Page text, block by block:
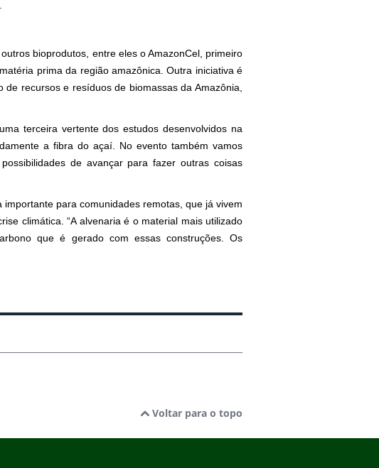
bioprodutos, entre eles o AmazonCel, primeiro
prima da região amazônica. Outra iniciativa é
recursos e resíduos de biomassas da Amazônia,
terceira vertente dos estudos desenvolvidos na
a fibra do açaí. No evento também vamos
de avançar para fazer outras coisas
para comunidades remotas, que já vivem
climática. “A alvenaria é o material mais utilizado
que é gerado com essas construções. Os
Voltar para o topo